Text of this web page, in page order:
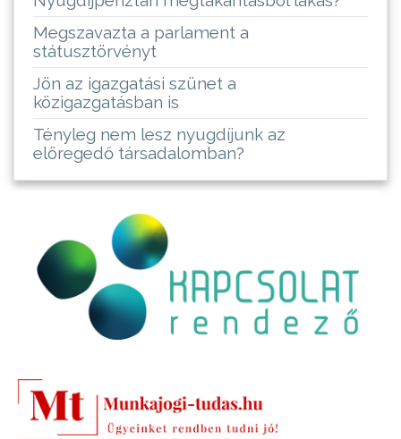
Megszavazta a parlament a
státusztörvényt
Jön az igazgatási szünet a
közigazgatásban is
Tényleg nem lesz nyugdíjunk az
elöregedő társadalomban?